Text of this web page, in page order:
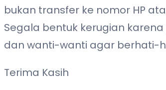
bukan transfer ke nomor HP
Segala bentuk kerugian karena
dan wanti-wanti agar berhati-
Terima Kasih